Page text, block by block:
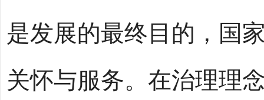
是发展的最终目的，国
关怀与服务。在治理理